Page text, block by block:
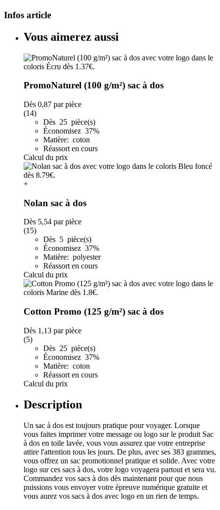
Infos article
Vous aimerez aussi
PromoNaturel (100 g/m²) sac à dos
Dès 0,87 par pièce
(14)
Dès 25 pièce(s)
Économisez 37%
Matière: coton
Réassort en cours
Calcul du prix
+
Nolan sac à dos
Dès 5,54 par pièce
(15)
Dès 5 pièce(s)
Économisez 37%
Matière: polyester
Réassort en cours
Calcul du prix
Cotton Promo (125 g/m²) sac à dos
Dès 1,13 par pièce
(5)
Dès 25 pièce(s)
Économisez 37%
Matière: coton
Réassort en cours
Calcul du prix
Description
Un sac à dos est toujours pratique pour voyager. Lorsque
vous faites imprimer votre message ou logo sur le produit Sac
à dos en toile lavée, vous vous assurez que votre entreprise
attire l'attention tous les jours. De plus, avec ses 383 grammes,
vous offrez un sac promotionnel pratique et solide. Avec votre
logo sur ces sacs à dos, votre logo voyagera partout et sera vu.
Commandez vos sacs à dos dès maintenant pour que nous
puissions vous envoyer votre épreuve numérique gratuite et
vous aurez vos sacs à dos avec logo en un rien de temps.